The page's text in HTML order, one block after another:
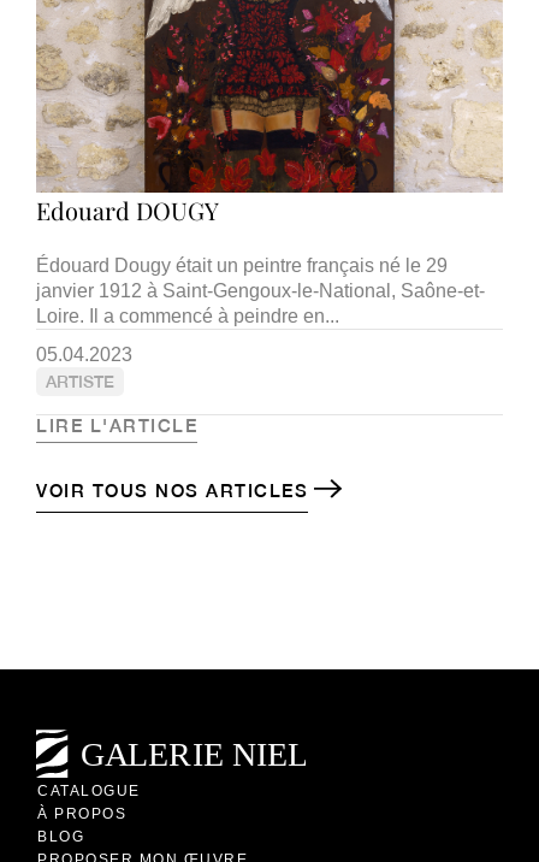
Edouard DOUGY
Édouard Dougy était un peintre français né le 29
janvier 1912 à Saint-Gengoux-le-National, Saône-et-
Loire. Il a commencé à peindre en...
05.04.2023
ARTISTE
LIRE L'ARTICLE
VOIR TOUS NOS ARTICLES
CATALOGUE
À PROPOS
BLOG